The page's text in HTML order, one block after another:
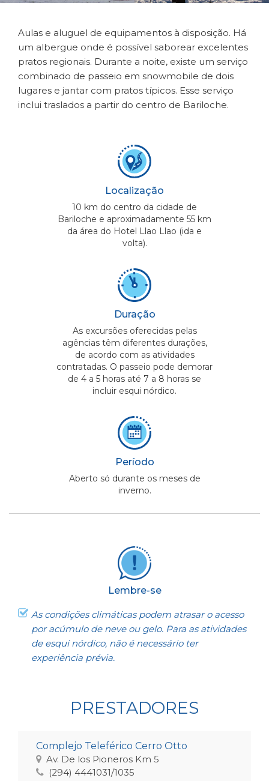
Aulas e aluguel de equipamentos à disposição. Há
um albergue onde é possível saborear excelentes
pratos regionais. Durante a noite, existe um serviço
combinado de passeio em snowmobile de dois
lugares e jantar com pratos típicos. Esse serviço
inclui traslados a partir do centro de Bariloche.
Localização
10 km do centro da cidade de
Bariloche e aproximadamente 55 km
da área do Hotel Llao Llao (ida e
volta).
Duração
As excursões oferecidas pelas
agências têm diferentes durações,
de acordo com as atividades
contratadas. O passeio pode demorar
de 4 a 5 horas até 7 a 8 horas se
incluir esqui nórdico.
Período
Aberto só durante os meses de
inverno.
Lembre-se
As condições climáticas podem atrasar o acesso
por acúmulo de neve ou gelo. Para as atividades
de esqui nórdico, não é necessário ter
experiência prévia.
PRESTADORES
Complejo Teleférico Cerro Otto
Av. De los Pioneros Km 5
(294) 4441031/1035